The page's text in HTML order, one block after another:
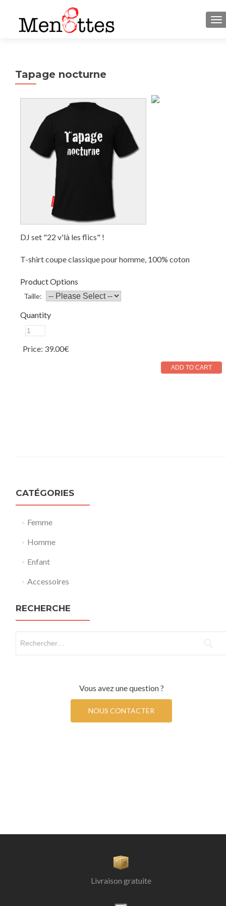
Tapage nocturne
DJ set "22 v'là les flics" !
T-shirt coupe classique pour homme, 100% coton
Product Options
Taille:
Quantity
Price: 39.00€
CATÉGORIES
Femme
Homme
Enfant
Accessoires
RECHERCHE
Vous avez une question ?
NOUS CONTACTER
Livraison gratuite